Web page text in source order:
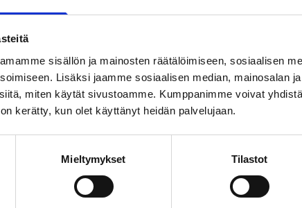
sisällön ja mainosten räätälöimiseen, sosiaalisen
Lisäksi jaamme sosiaalisen median, mainosalan
miten käytät sivustoamme. Kumppanimme voivat
kerätty, kun olet käyttänyt heidän palvelujaan.
Mieltymykset Tilastot